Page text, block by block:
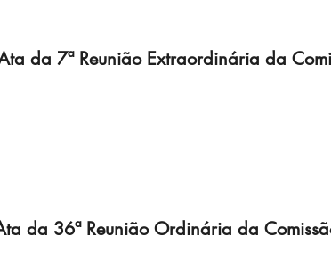
da 7ª Reunião Extraordinária da
da 36ª Reunião Ordinária da